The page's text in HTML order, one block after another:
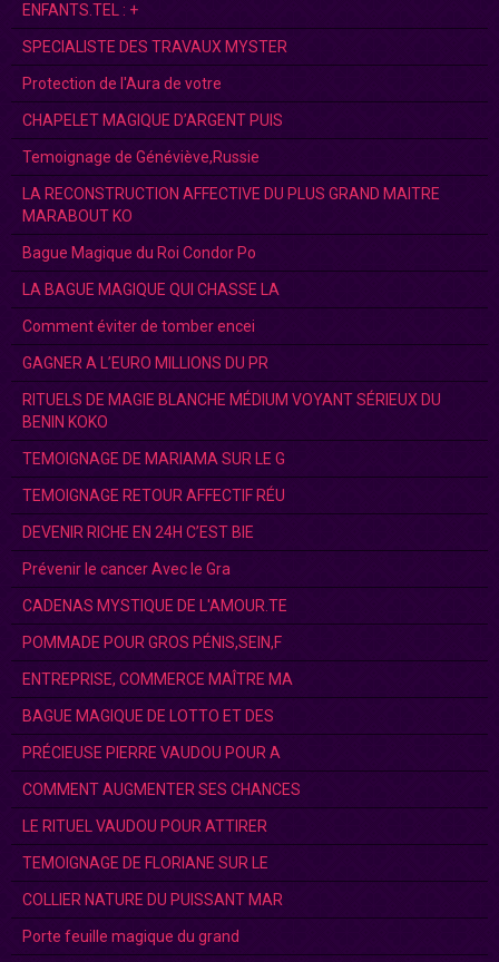
ENFANTS.TEL : +
SPECIALISTE DES TRAVAUX MYSTER
Protection de l'Aura de votre
CHAPELET MAGIQUE D’ARGENT PUIS
Temoignage de Généviève,Russie
LA RECONSTRUCTION AFFECTIVE DU PLUS GRAND MAITRE
MARABOUT KO
Bague Magique du Roi Condor Po
LA BAGUE MAGIQUE QUI CHASSE LA
Comment éviter de tomber encei
GAGNER A L’EURO MILLIONS DU PR
RITUELS DE MAGIE BLANCHE MÉDIUM VOYANT SÉRIEUX DU
BENIN KOKO
TEMOIGNAGE DE MARIAMA SUR LE G
TEMOIGNAGE RETOUR AFFECTIF RÉU
DEVENIR RICHE EN 24H C’EST BIE
Prévenir le cancer Avec le Gra
CADENAS MYSTIQUE DE L'AMOUR.TE
POMMADE POUR GROS PÉNIS,SEIN,F
ENTREPRISE, COMMERCE MAÎTRE MA
BAGUE MAGIQUE DE LOTTO ET DES
PRÉCIEUSE PIERRE VAUDOU POUR A
COMMENT AUGMENTER SES CHANCES
LE RITUEL VAUDOU POUR ATTIRER
TEMOIGNAGE DE FLORIANE SUR LE
COLLIER NATURE DU PUISSANT MAR
Porte feuille magique du grand